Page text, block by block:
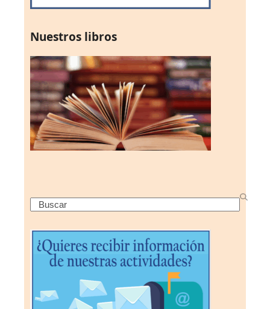
Nuestros libros
Search